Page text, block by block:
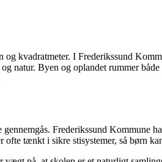
kvadratmeter. I Frederikssund
natur. Byen og oplandet rummer
Frederikssund Kommune
tænkt i sikre stisystemer, så børn